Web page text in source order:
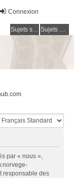
Connexion
Sujets sans réponse Sujets actifs
par « nous »,
responsable des